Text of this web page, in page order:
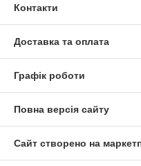
Контакти
Доставка та оплата
Графік роботи
Повна версія сайту
Сайт створено на